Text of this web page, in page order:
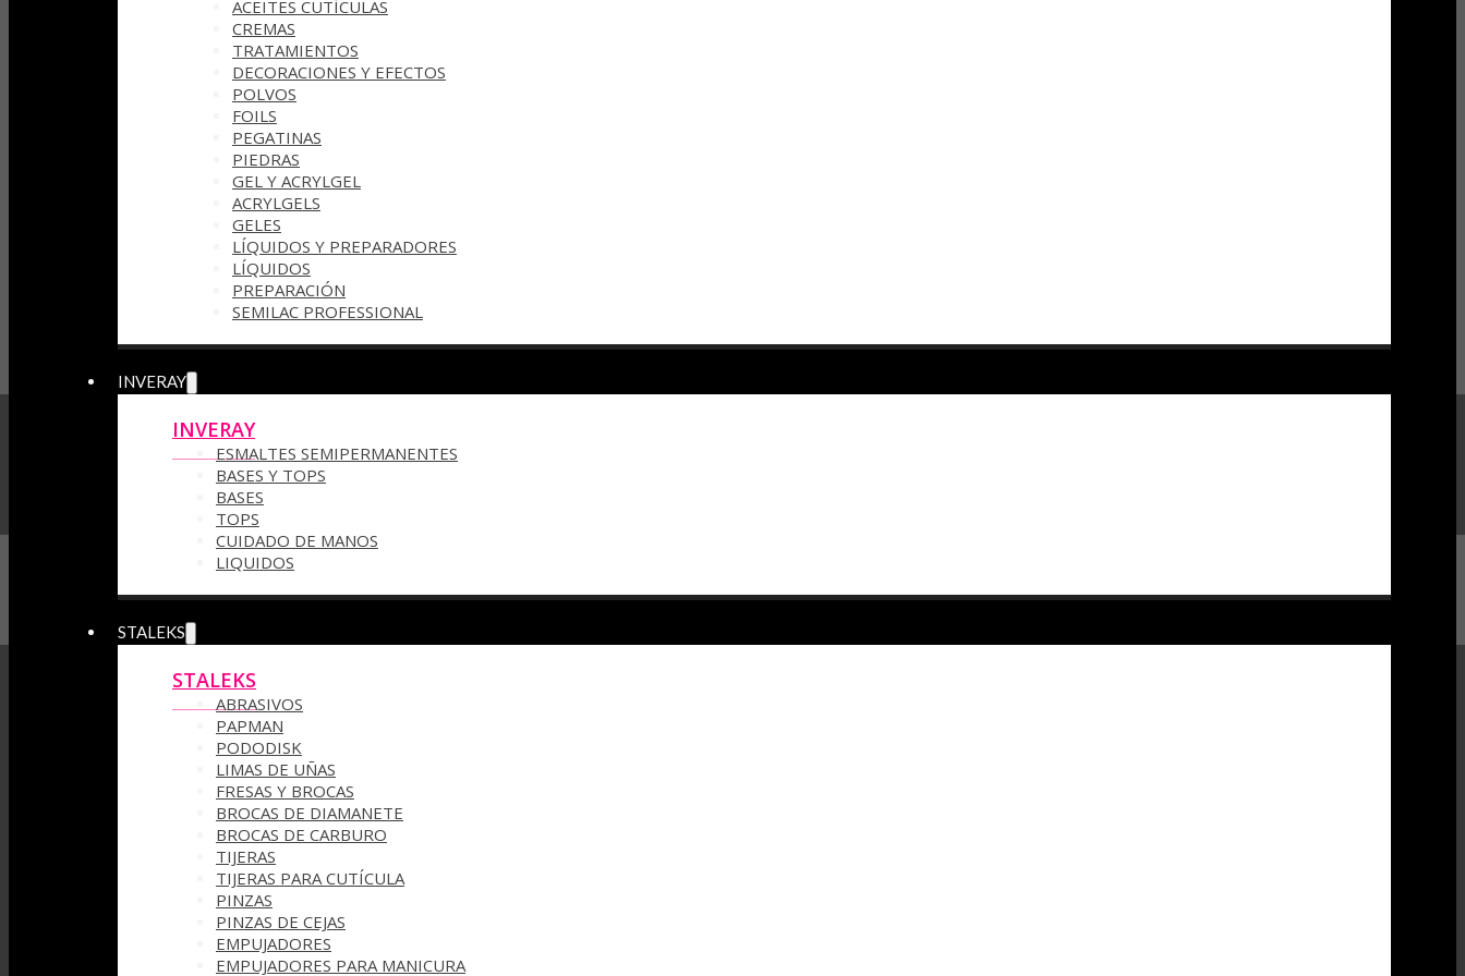
ACEITES CUTÍCULAS
CREMAS
TRATAMIENTOS
DECORACIONES Y EFECTOS
POLVOS
FOILS
PEGATINAS
PIEDRAS
GEL Y ACRYLGEL
ACRYLGELS
GELES
LÍQUIDOS Y PREPARADORES
LÍQUIDOS
PREPARACIÓN
SEMILAC PROFESSIONAL
INVERAY
INVERAY
ESMALTES SEMIPERMANENTES
BASES Y TOPS
BASES
TOPS
CUIDADO DE MANOS
LIQUIDOS
STALEKS
STALEKS
ABRASIVOS
PAPMAN
PODODISK
LIMAS DE UÑAS
FRESAS Y BROCAS
BROCAS DE DIAMANETE
BROCAS DE CARBURO
TIJERAS
TIJERAS PARA CUTÍCULA
PINZAS
PINZAS DE CEJAS
EMPUJADORES
EMPUJADORES PARA MANICURA